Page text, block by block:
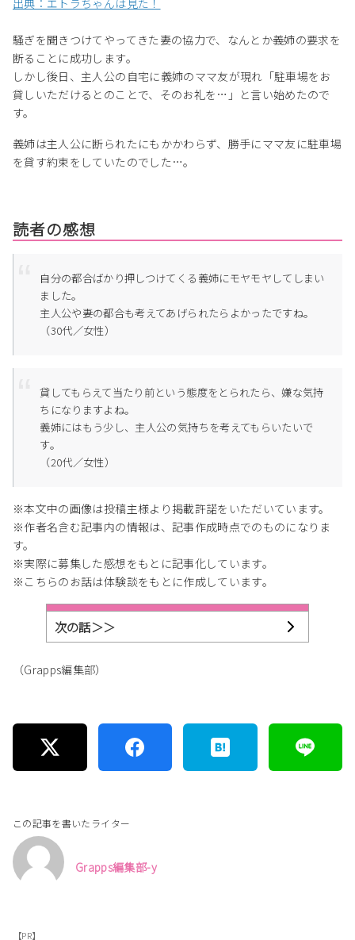
出典：エトラちゃんは見た！
騒ぎを聞きつけてやってきた妻の協力で、なんとか義姉の要求を
断ることに成功します。
しかし後日、主人公の自宅に義姉のママ友が現れ「駐車場をお
貸しいただけるとのことで、そのお礼を…」と言い始めたので
す。
義姉は主人公に断られたにもかかわらず、勝手にママ友に駐車場
を貸す約束をしていたのでした…。
読者の感想
自分の都合ばかり押しつけてくる義姉にモヤモヤしてしまい
ました。
主人公や妻の都合も考えてあげられたらよかったですね。
（30代／女性）
貸してもらえて当たり前という態度をとられたら、嫌な気持
ちになりますよね。
義姉にはもう少し、主人公の気持ちを考えてもらいたいで
す。
（20代／女性）
※本文中の画像は投稿主様より掲載許諾をいただいています。
※作者名含む記事内の情報は、記事作成時点でのものになりま
す。
※実際に募集した感想をもとに記事化しています。
※こちらのお話は体験談をもとに作成しています。
次の話＞＞
（Grapps編集部）
この記事を書いたライター
Grapps編集部-y
【PR】